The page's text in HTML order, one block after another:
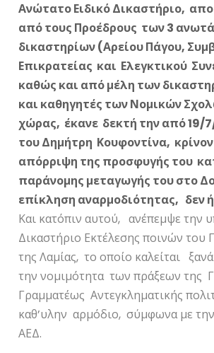
Ανώτατο Ειδικό Δικαστήριο,
από τους Προέδρους των 3
δικαστηρίων (Αρείου Πάγου,
Επικρατείας και Ελεγκτικού
καθώς και από μέλη των
και καθηγητές των Νομικών
χώρας, έκανε δεκτή την από 19/
του Δημήτρη Κουφοντίνα,
απόρριψη της προσφυγής του
παράνομης μεταγωγής του στο
επίκληση αναρμοδιότητας, δεν
Και κατόπιν αυτού, ανέπεμψε την
Δικαστήριο Εκτέλεσης ποινών του
της Λαμίας, το οποίο καλείται
την νομιμότητα των πράξεων της
Γραμματέως Αντεγκληματικής
καθ’υλην αρμόδιο, σύμφωνα με
ΑΕΔ.